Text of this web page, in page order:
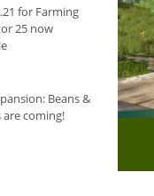
for Farming
25 now
Beans &
are coming!